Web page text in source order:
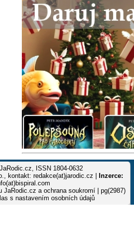
ISSN 1804-0632
kontakt: redakce(at)jarodic.cz |
Inzerce:
JaRodic.cz a ochrana soukromí | pg(2987)
s nastavením osobních údajů